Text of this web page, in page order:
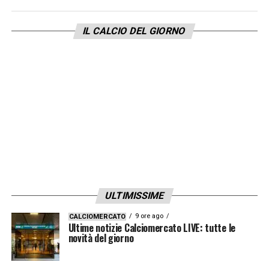
IL CALCIO DEL GIORNO
ULTIMISSIME
CALCIOMERCATO 9 ore ago
Ultime notizie Calciomercato LIVE: tutte le
novità del giorno